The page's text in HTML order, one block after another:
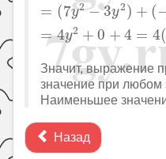
= (7y2 −3y2) + (
= 4y2 + 0 + 4 = 4(
Значит, выражение
значение при любом
Наименьшее
Назад